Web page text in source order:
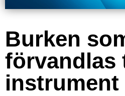
Burken
förvandlas
instrument